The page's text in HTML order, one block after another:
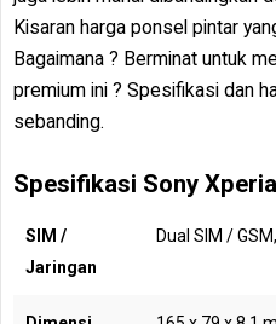
Kisaran harga ponsel pintar
Bagaimana ? Berminat untuk
premium ini ? Spesifikasi dan
sebanding.
Spesifikasi Sony
SIM /
Jaringan
Dual SIM /